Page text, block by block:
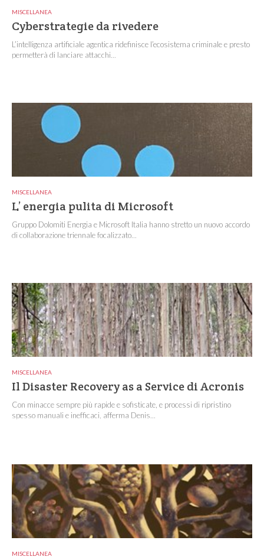
MISCELLANEA
Cyberstrategie da rivedere
L’intelligenza artificiale agentica ridefinisce l’ecosistema criminale e presto
permetterà di lanciare attacchi...
MISCELLANEA
L’ energia pulita di Microsoft
Gruppo Dolomiti Energia e Microsoft Italia hanno stretto un nuovo accordo
di collaborazione triennale focalizzato...
MISCELLANEA
Il Disaster Recovery as a Service di Acronis
Con minacce sempre più rapide e sofisticate, e processi di ripristino
spesso manuali e inefficaci, afferma Denis...
MISCELLANEA